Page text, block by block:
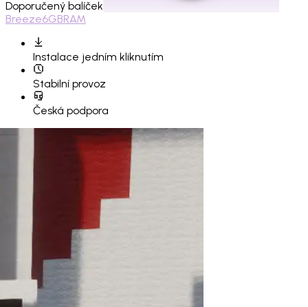
Doporučený balíček
Breeze6GBRAM
Instalace jedním kliknutím
Stabilní provoz
Česká podpora